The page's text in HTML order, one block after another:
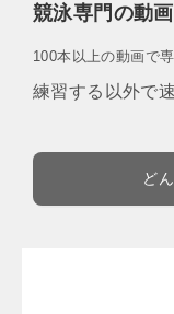
競泳専門の動
100本以上の動画で
練習する以外で
ど